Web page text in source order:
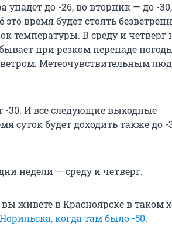
до -26, во вторник — до -
время будет стоять
температуры. В среду и четверг
при резком перепаде
Метеочувствительным
-30. И все следующие выходные
суток будет доходить также до -
недели — среду и четверг.
живете в Красноярске в таком
когда там было -50.